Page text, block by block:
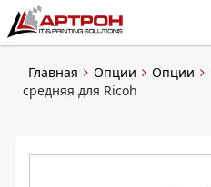
Главная Опции Опции
средняя для Ricoh